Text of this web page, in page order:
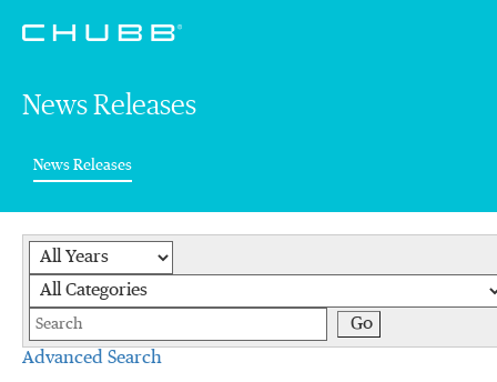
News Releases
News Releases(current)
Year
Keywords
Go
Advanced Search